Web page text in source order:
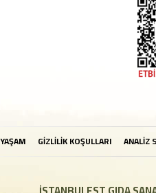
GİZLİLİK KOŞULLARI ANALİZ